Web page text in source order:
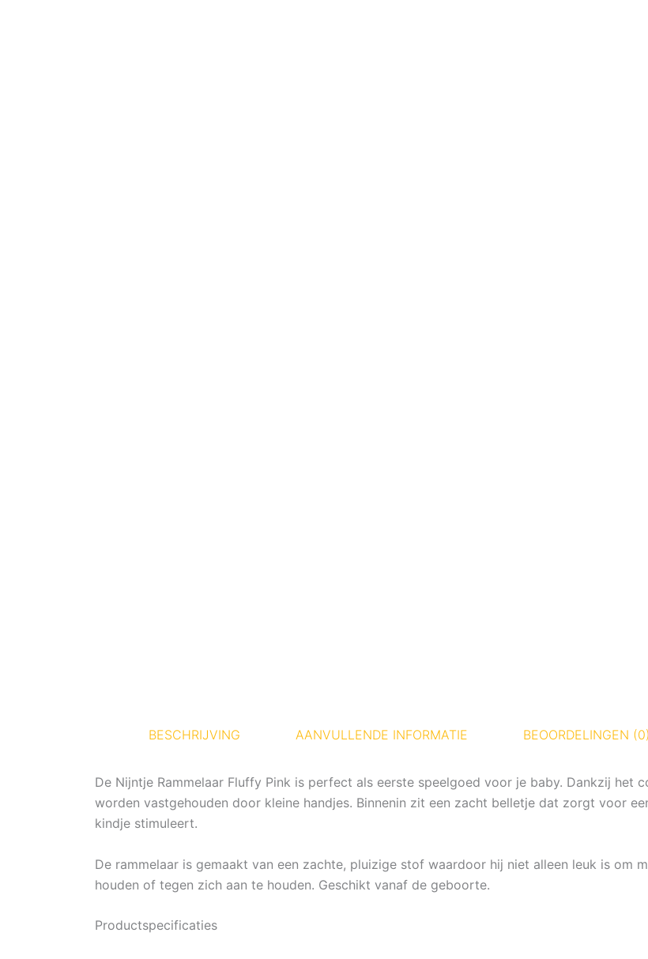
BESCHRIJVING AANVULLENDE INFORMATIE BEOORDELINGEN (0)
De Nijntje Rammelaar Fluffy Pink is perfect als eerste speelgoed voor je baby. Dankzij het
worden vastgehouden door kleine handjes. Binnenin zit een zacht belletje dat zorgt voor
kindje stimuleert.
De rammelaar is gemaakt van een zachte, pluizige stof waardoor hij niet alleen leuk is om
houden of tegen zich aan te houden. Geschikt vanaf de geboorte.
Productspecificaties